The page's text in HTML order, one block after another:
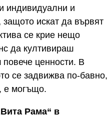
индивидуални и
искат да вървят
се крие нещо
да култивираш
ценности. В
се задвижва по-бавно,
е могъщо.
Рама“ в